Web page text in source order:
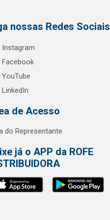
nossas Redes Sociais
Instagram
Facebook
YouTube
LinkedIn
de Acesso
do Representante
já o APP da ROFE